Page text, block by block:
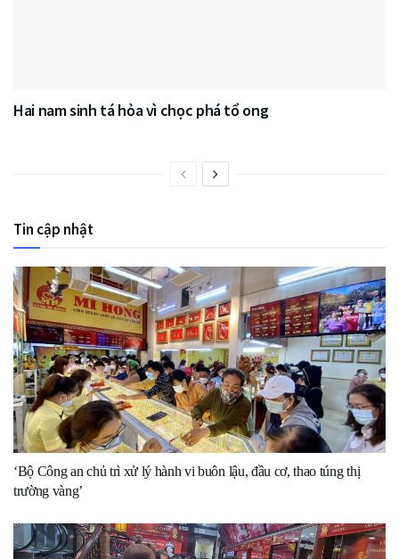
Hai nam sinh tá hỏa vì chọc phá tổ ong
Tin cập nhật
‘Bộ Công an chủ trì xử lý hành vi buôn lậu, đầu cơ, thao túng thị
trường vàng’